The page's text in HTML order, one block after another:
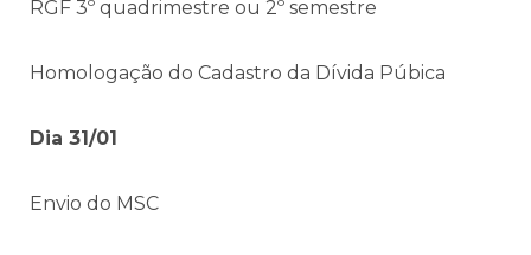
RGF 3º quadrimestre ou 2º semestre
Homologação do Cadastro da Dívida Púbica
Dia 31/01
Envio do MSC